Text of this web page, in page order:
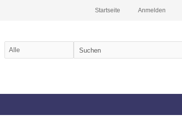
Anmelden
Startseite